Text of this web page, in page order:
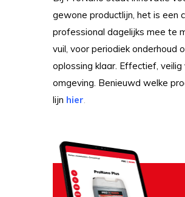
gewone productlijn, het is
professional dagelijks mee te
vuil, voor periodiek onderhoud
oplossing klaar. Effectief,
omgeving. Benieuwd welke
lijn hier.